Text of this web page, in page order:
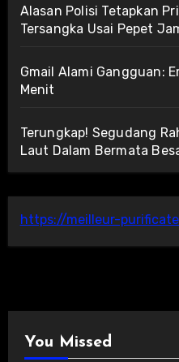
Alasan Polisi Tetapkan
Tersangka Usai Pepet
Gmail Alami Gangguan:
Menit
Terungkap! Segudang
Laut Dalam Bermata
https://meilleur-
You Missed